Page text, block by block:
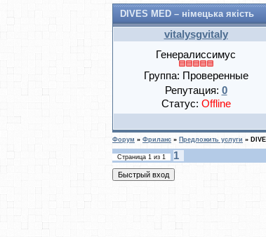
DIVES MED – німецька якість
vitalysgvitaly
Генералиссимус
Группа: Проверенные
Репутация: 0
Статус: Offline
Форум » Фриланс » Предложить услуги »
Страница 1 из 1
1